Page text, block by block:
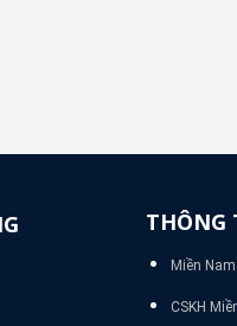
THÔNG
Miền Nam:
CSKH